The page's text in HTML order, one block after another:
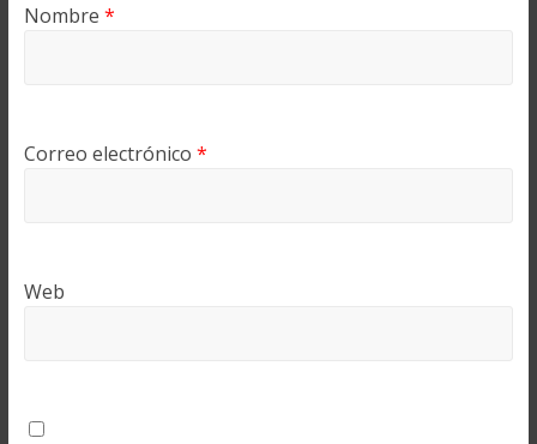
Nombre *
Correo electrónico *
Web